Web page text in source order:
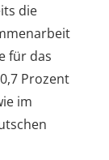
die
für das
Prozent
im